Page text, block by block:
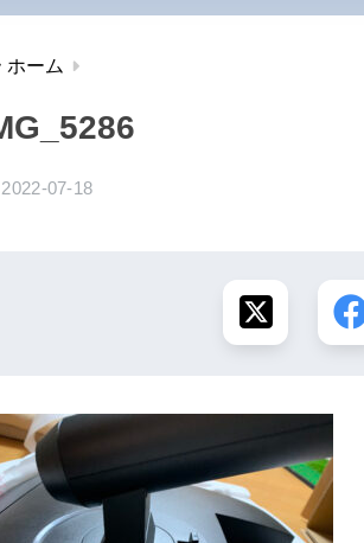
ホーム
2022-07-18